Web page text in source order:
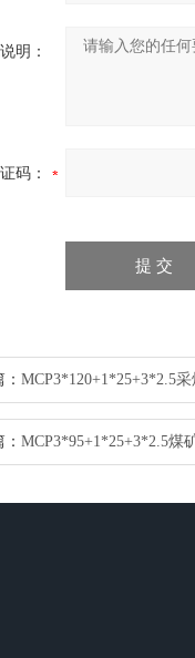
明：
码：
MCP3*120+1*25+3*2.5
MCP3*95+1*25+3*2.5煤